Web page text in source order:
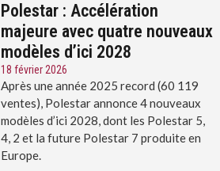
Polestar : Accélération
majeure avec quatre nouveaux
modèles d’ici 2028
18 février 2026
Après une année 2025 record (60 119
ventes), Polestar annonce 4 nouveaux
modèles d’ici 2028, dont les Polestar 5,
4, 2 et la future Polestar 7 produite en
Europe.